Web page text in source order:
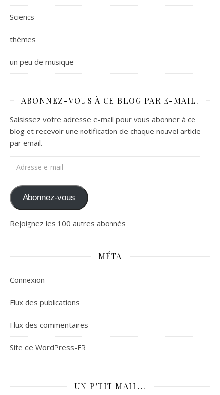
Sciencs
thèmes
un peu de musique
ABONNEZ-VOUS À CE BLOG PAR E-MAIL.
Saisissez votre adresse e-mail pour vous abonner à ce
blog et recevoir une notification de chaque nouvel article
par email.
Abonnez-vous
Rejoignez les 100 autres abonnés
MÉTA
Connexion
Flux des publications
Flux des commentaires
Site de WordPress-FR
UN P'TIT MAIL...